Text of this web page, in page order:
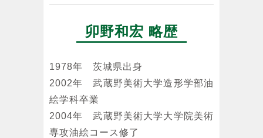
卯野和宏 略歴
1978年 茨城県出身
2002年 武蔵野美術大学造形学部油
絵学科卒業
2004年 武蔵野美術大学大学院美術
専攻油絵コース修了